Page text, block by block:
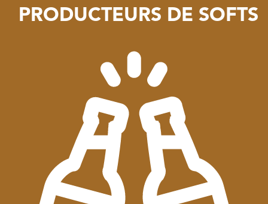
PRODUCTEURS DE SOFTS